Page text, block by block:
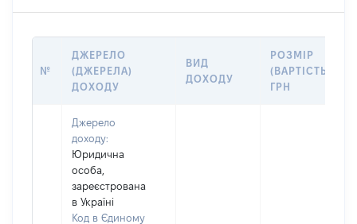
№
ДЖЕРЕЛО
(ДЖЕРЕЛА)
ДОХОДУ
ВИД
ДОХОДУ
РОЗМІР
(ВАРТІСТЬ),
ГРН
Джерело
доходу:
Юридична
особа,
зареєстрована
в Україні
Код в Єдиному